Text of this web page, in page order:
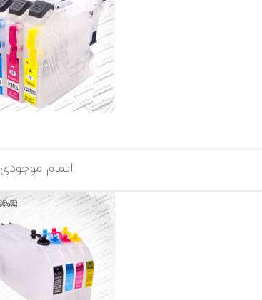
اتمام موجودی